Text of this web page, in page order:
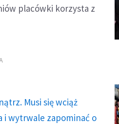
placówki korzysta z
Musi się wciąż
i wytrwale zapominać o